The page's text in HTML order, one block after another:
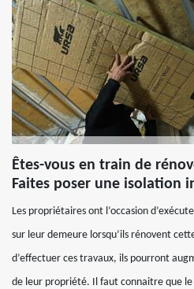
Êtes-vous en train de
Faites poser une isolation
Les propriétaires ont l’occasion
sur leur demeure lorsqu’ils rénovent
d’effectuer ces travaux, ils pourront
de leur propriété. Il faut connaitre que le